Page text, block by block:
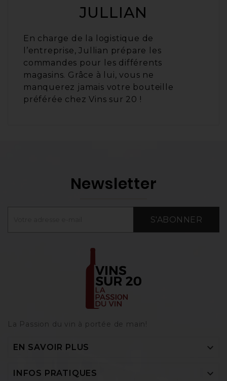
JULLIAN
En charge de la logistique de
l’entreprise, Jullian prépare les
commandes pour les différents
magasins. Grâce à lui, vous ne
manquerez jamais votre bouteille
préférée chezVins sur 20 !
Newsletter
S'ABONNER
La Passion du vin à portée de main‎!
EN SAVOIR PLUS 
INFOS PRATIQUES 